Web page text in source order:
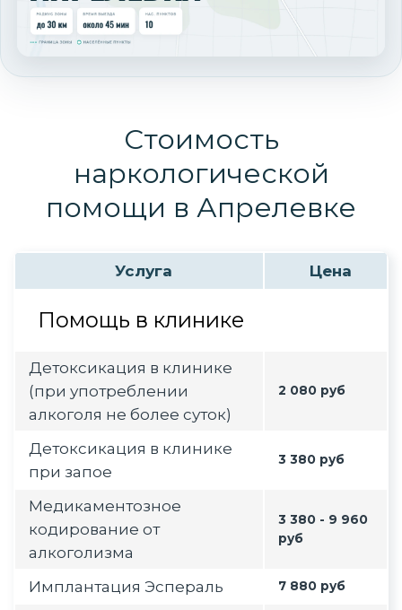
Стоимость
наркологической
помощи в Апрелевке
Услуга Цена
Помощь в клинике
Детоксикация в клинике
(при употреблении
алкоголя не более суток)
2 080 руб
Детоксикация в клинике
при запое
3 380 руб
Медикаментозное
кодирование от
алкоголизма
3 380 - 9 960
руб
Имплантация Эспераль 7 880 руб